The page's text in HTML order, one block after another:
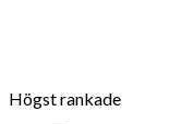
Högst rankade